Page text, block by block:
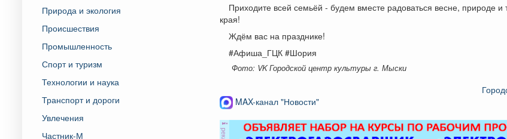
Природа и экология
Происшествия
Промышленность
Спорт и туризм
Технологии и наука
Транспорт и дороги
Увлечения
Частник-М
Приходите всей семьёй - будем вместе радоваться весне, природе
края!
Ждём вас на празднике!
#Афиша_ГЦК #Шория
Фото: VK Городской центр культуры г. Мыски
MAX-канал "Новости"